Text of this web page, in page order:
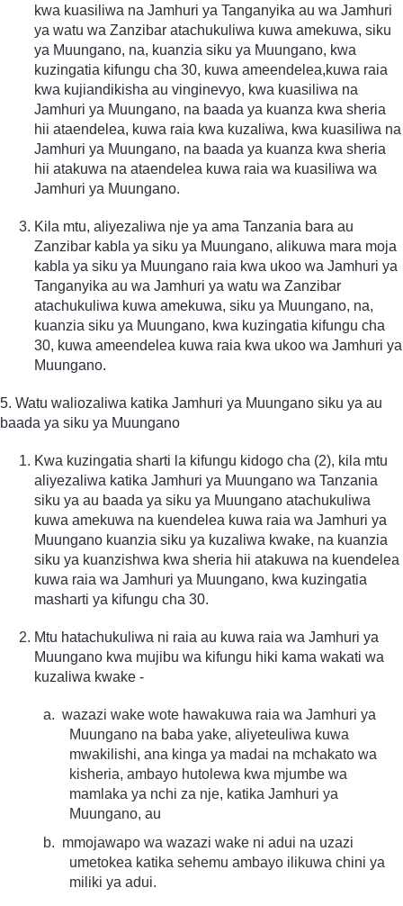
kwa kuasiliwa na Jamhuri ya Tanganyika au wa Jamhuri
ya watu wa Zanzibar atachukuliwa kuwa amekuwa, siku
ya Muungano, na, kuanzia siku ya Muungano, kwa
kuzingatia kifungu cha 30, kuwa ameendelea,kuwa raia
kwa kujiandikisha au vinginevyo, kwa kuasiliwa na
Jamhuri ya Muungano, na baada ya kuanza kwa sheria
hii ataendelea, kuwa raia kwa kuzaliwa, kwa kuasiliwa na
Jamhuri ya Muungano, na baada ya kuanza kwa sheria
hii atakuwa na ataendelea kuwa raia wa kuasiliwa wa
Jamhuri ya Muungano.
Kila mtu, aliyezaliwa nje ya ama Tanzania bara au
Zanzibar kabla ya siku ya Muungano, alikuwa mara moja
kabla ya siku ya Muungano raia kwa ukoo wa Jamhuri ya
Tanganyika au wa Jamhuri ya watu wa Zanzibar
atachukuliwa kuwa amekuwa, siku ya Muungano, na,
kuanzia siku ya Muungano, kwa kuzingatia kifungu cha
30, kuwa ameendelea kuwa raia kwa ukoo wa Jamhuri ya
Muungano.
5. Watu waliozaliwa katika Jamhuri ya Muungano siku ya au
baada ya siku ya Muungano
Kwa kuzingatia sharti la kifungu kidogo cha (2), kila mtu
aliyezaliwa katika Jamhuri ya Muungano wa Tanzania
siku ya au baada ya siku ya Muungano atachukuliwa
kuwa amekuwa na kuendelea kuwa raia wa Jamhuri ya
Muungano kuanzia siku ya kuzaliwa kwake, na kuanzia
siku ya kuanzishwa kwa sheria hii atakuwa na kuendelea
kuwa raia wa Jamhuri ya Muungano, kwa kuzingatia
masharti ya kifungu cha 30.
Mtu hatachukuliwa ni raia au kuwa raia wa Jamhuri ya
Muungano kwa mujibu wa kifungu hiki kama wakati wa
kuzaliwa kwake -
a. wazazi wake wote hawakuwa raia wa Jamhuri ya
Muungano na baba yake, aliyeteuliwa kuwa
mwakilishi, ana kinga ya madai na mchakato wa
kisheria, ambayo hutolewa kwa mjumbe wa
mamlaka ya nchi za nje, katika Jamhuri ya
Muungano, au
b. mmojawapo wa wazazi wake ni adui na uzazi
umetokea katika sehemu ambayo ilikuwa chini ya
miliki ya adui.